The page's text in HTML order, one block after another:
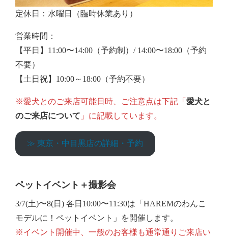
定休日：水曜日（臨時休業あり）
営業時間：
【平日】11:00〜14:00（予約制）/ 14:00〜18:00（予約
不要）
【土日祝】10:00～18:00（予約不要）
※愛犬とのご来店可能日時、ご注意点は下記「 愛犬と
のご来店について 」に記載しています。
≫ 東京・中目黒店の詳細・予約
ペットイベント＋撮影会
3/7(土)〜8(日) 各日10:00〜11:30は「HAREMのわんこ
モデルに！ペットイベント」を開催します。
※イベント開催中、一般のお客様も通常通りご来店い